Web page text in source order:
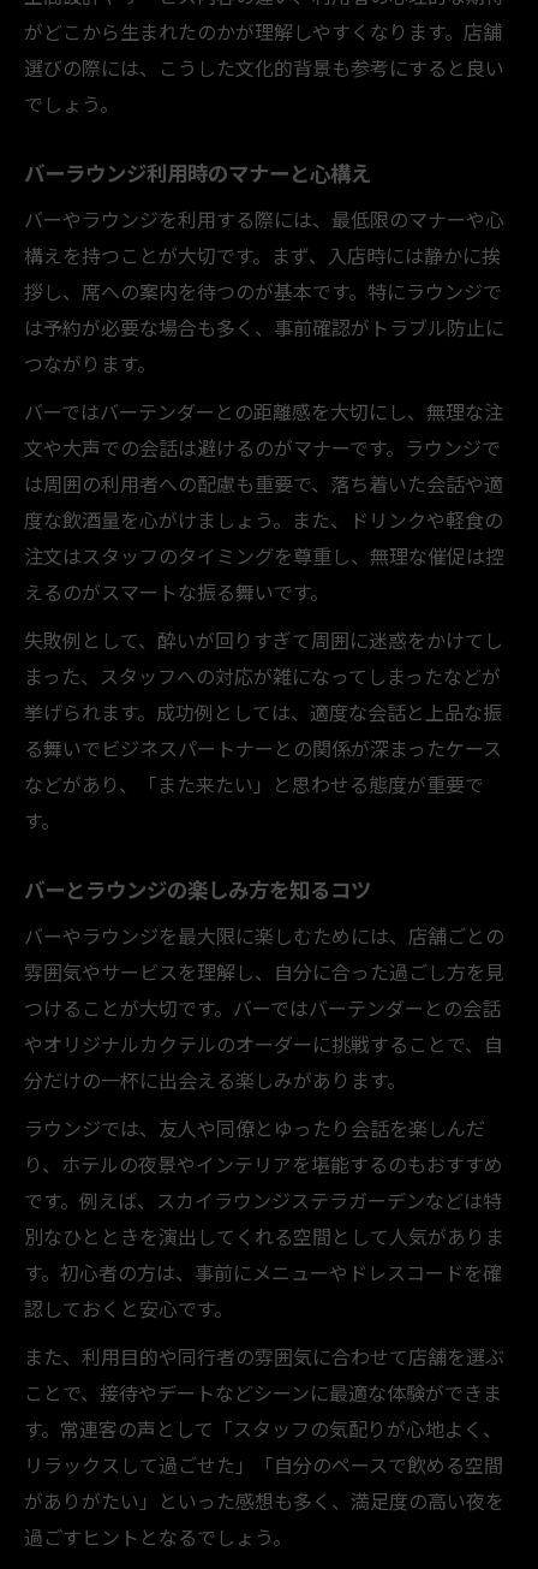
がどこから生まれたのかが理解しやすくなります。店舗
選びの際には、こうした文化的背景も参考にすると良い
でしょう。
バーラウンジ利用時のマナーと心構え
バーやラウンジを利用する際には、最低限のマナーや心
構えを持つことが大切です。まず、入店時には静かに挨
拶し、席への案内を待つのが基本です。特にラウンジで
は予約が必要な場合も多く、事前確認がトラブル防止に
つながります。
バーではバーテンダーとの距離感を大切にし、無理な注
文や大声での会話は避けるのがマナーです。ラウンジで
は周囲の利用者への配慮も重要で、落ち着いた会話や適
度な飲酒量を心がけましょう。また、ドリンクや軽食の
注文はスタッフのタイミングを尊重し、無理な催促は控
えるのがスマートな振る舞いです。
失敗例として、酔いが回りすぎて周囲に迷惑をかけてし
まった、スタッフへの対応が雑になってしまったなどが
挙げられます。成功例としては、適度な会話と上品な振
る舞いでビジネスパートナーとの関係が深まったケース
などがあり、「また来たい」と思わせる態度が重要で
す。
バーとラウンジの楽しみ方を知るコツ
バーやラウンジを最大限に楽しむためには、店舗ごとの
雰囲気やサービスを理解し、自分に合った過ごし方を見
つけることが大切です。バーではバーテンダーとの会話
やオリジナルカクテルのオーダーに挑戦することで、自
分だけの一杯に出会える楽しみがあります。
ラウンジでは、友人や同僚とゆったり会話を楽しんだ
り、ホテルの夜景やインテリアを堪能するのもおすすめ
です。例えば、スカイラウンジステラガーデンなどは特
別なひとときを演出してくれる空間として人気がありま
す。初心者の方は、事前にメニューやドレスコードを確
認しておくと安心です。
また、利用目的や同行者の雰囲気に合わせて店舗を選ぶ
ことで、接待やデートなどシーンに最適な体験ができま
す。常連客の声として「スタッフの気配りが心地よく、
リラックスして過ごせた」「自分のペースで飲める空間
がありがたい」といった感想も多く、満足度の高い夜を
過ごすヒントとなるでしょう。